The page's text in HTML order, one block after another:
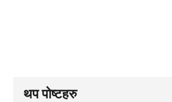
थप पोष्टहरु